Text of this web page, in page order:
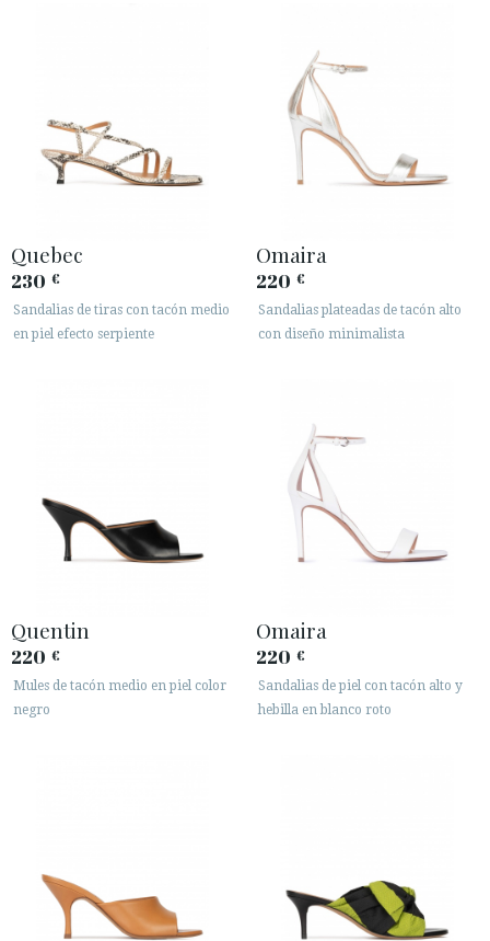
Quebec
230 €
Sandalias de tiras con tacón medio
en piel efecto serpiente
Omaira
220 €
Sandalias plateadas de tacón alto
con diseño minimalista
Quentin
220 €
Mules de tacón medio en piel color
negro
Omaira
220 €
Sandalias de piel con tacón alto y
hebilla en blanco roto